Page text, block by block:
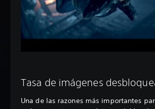
Tasa de imágenes
Una de las razones más importantes